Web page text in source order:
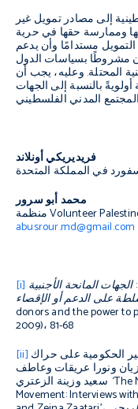
إلى مصادر تمويل غير
وممارسة حقها في حرية
مستدامًا وأن يدعم
مشروطًا بسياسات الدول
المحتلة. وعليه، يجب أن
بالنسبة إلى الجهات
فريديريكي أونلاند
في المملكة المتحدة
محمد أبو سرور
abusrour.md@gmail.com
[i] المانحة الأجنبية
donors and the power to
2009)، 68-81
[ii]
ونورا عريقات وعاطف
سعيد وزينة الزعتري ‘The NGOization of the Palestine Liberation
Movement: Interviews